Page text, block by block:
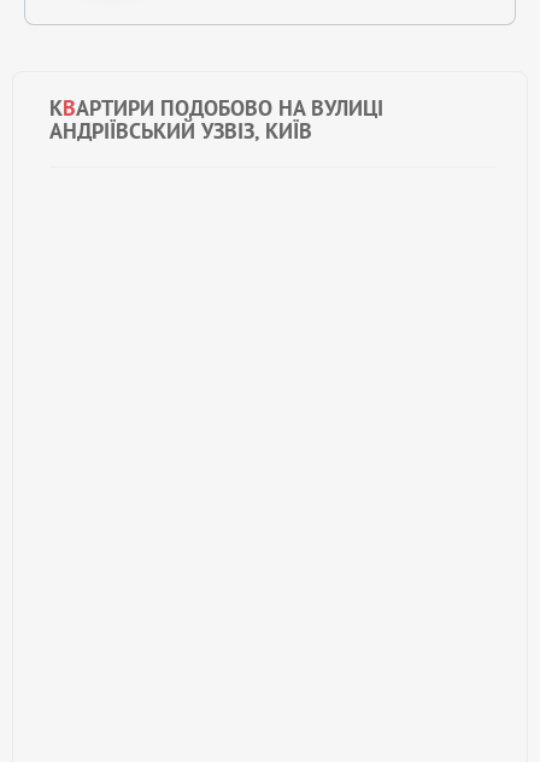
КВАРТИРИ ПОДОБОВО НА ВУЛИЦІ
АНДРІЇВСЬКИЙ УЗВІЗ, КИЇВ